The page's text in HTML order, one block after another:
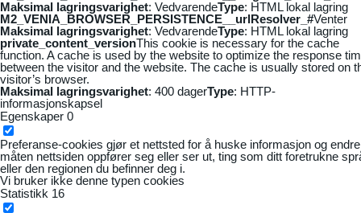
Maksimal lagringsvarighet: VedvarendeType: HTML lokal lagring
M2_VENIA_BROWSER_PERSISTENCE__urlResolver_#Venter
Maksimal lagringsvarighet: VedvarendeType: HTML lokal lagring
private_content_versionThis cookie is necessary for the cache
function. A cache is used by the website to optimize the response
between the visitor and the website. The cache is usually stored on
visitor’s browser.
Maksimal lagringsvarighet: 400 dagerType: HTTP-
informasjonskapsel
Egenskaper 0
Preferanse-cookies gjør et nettsted for å huske informasjon og
måten nettsiden oppfører seg eller ser ut, ting som ditt foretrukne
eller den regionen du befinner deg i.
Vi bruker ikke denne typen cookies
Statistikk 16